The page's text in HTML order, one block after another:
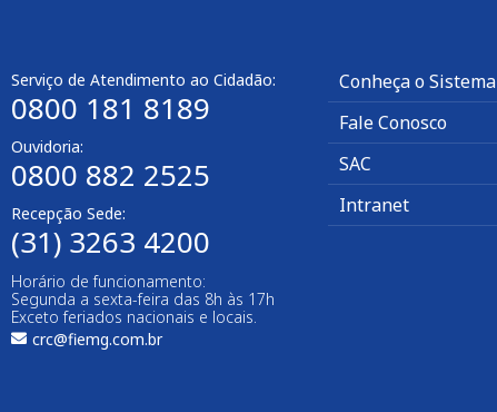
Serviço de Atendimento ao Cidadão:
0800 181 8189
Ouvidoria:
0800 882 2525​
Recepção Sede:
(31) 3263 4200
Horário de funcionamento:
Segunda a sexta-feira das 8h às 17h
Exceto feriados nacionais e locais.
crc@fiemg.com.br
Conheça o Sistema
Fale Conosco
SAC
Intranet